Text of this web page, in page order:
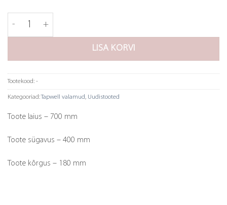
Valamu Tapwell 8040 kogus
LISA KORVI
Tootekood: -
Kategooriad:Tapwell valamud, Uudistooted
Toote laius – 700 mm
Toote sügavus – 400 mm
Toote kõrgus – 180 mm